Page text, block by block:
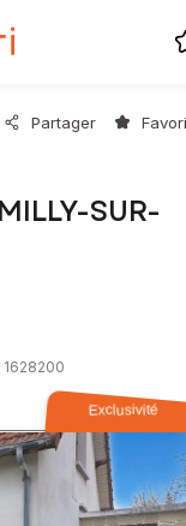
Partager
SUR-
1628200
Exclusivité